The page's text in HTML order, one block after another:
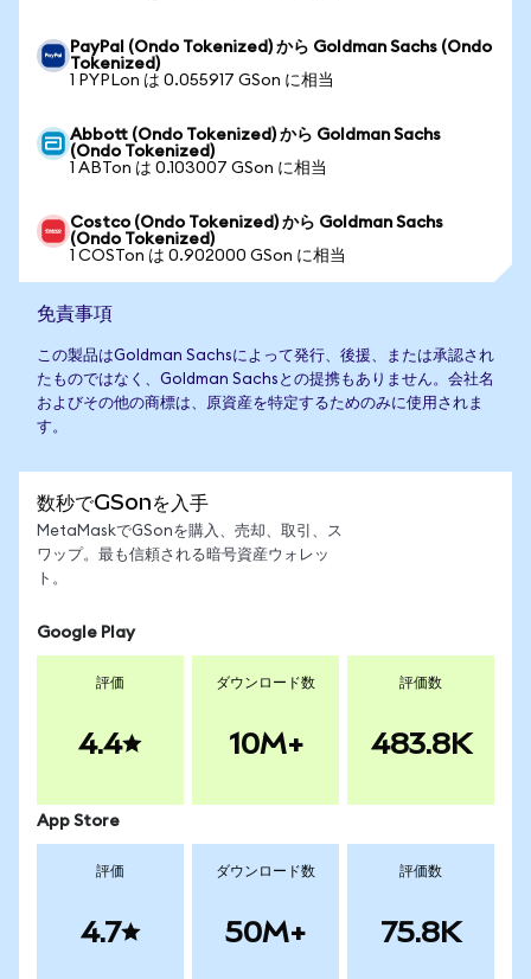
PayPal (Ondo Tokenized) から Goldman Sachs (Ondo
Tokenized)
1 PYPLon は 0.055917 GSon に相当
Abbott (Ondo Tokenized) から Goldman Sachs
(Ondo Tokenized)
1 ABTon は 0.103007 GSon に相当
Costco (Ondo Tokenized) から Goldman Sachs
(Ondo Tokenized)
1 COSTon は 0.902000 GSon に相当
免責事項
この製品はGoldman Sachsによって発行、後援、または承認され
たものではなく、Goldman Sachsとの提携もありません。会社名
およびその他の商標は、原資産を特定するためのみに使用されま
す。
数秒でGSonを入手
MetaMaskでGSonを購入、売却、取引、ス
ワップ。最も信頼される暗号資産ウォレッ
ト。
Google Play
評価
4.4
ダウンロード数
10M+
評価数
483.8K
App Store
評価
4.7
ダウンロード数
50M+
評価数
75.8K